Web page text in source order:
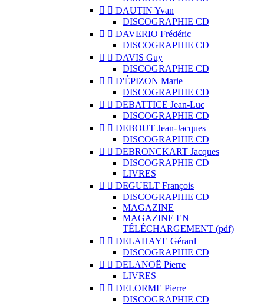
  DAUTIN Yvan
DISCOGRAPHIE CD
  DAVERIO Frédéric
DISCOGRAPHIE CD
  DAVIS Guy
DISCOGRAPHIE CD
  D'ÉPIZON Marie
DISCOGRAPHIE CD
  DEBATTICE Jean-Luc
DISCOGRAPHIE CD
  DEBOUT Jean-Jacques
DISCOGRAPHIE CD
  DEBRONCKART Jacques
DISCOGRAPHIE CD
LIVRES
  DEGUELT François
DISCOGRAPHIE CD
MAGAZINE
MAGAZINE EN
TÉLÉCHARGEMENT (pdf)
  DELAHAYE Gérard
DISCOGRAPHIE CD
  DELANOË Pierre
LIVRES
  DELORME Pierre
DISCOGRAPHIE CD